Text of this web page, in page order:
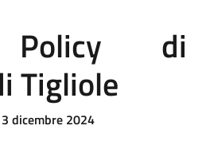
Policy di
Tigliole
dicembre 2024